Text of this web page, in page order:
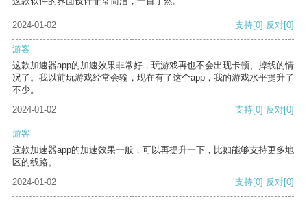
2024-01-02 支持[0] 反对[0]
游客
这款加速器app的加速效果非常好，玩游戏再也不会出现卡顿、掉线的情
况了。我以前玩游戏经常会输，现在有了这个app，我的游戏水平提升了
不少。
2024-01-02
支持[0] 反对[0]
游客
这款加速器app的加速效果一般，可以再提升一下，比如能够支持更多地
区的线路。
2024-01-02
支持[0] 反对[0]